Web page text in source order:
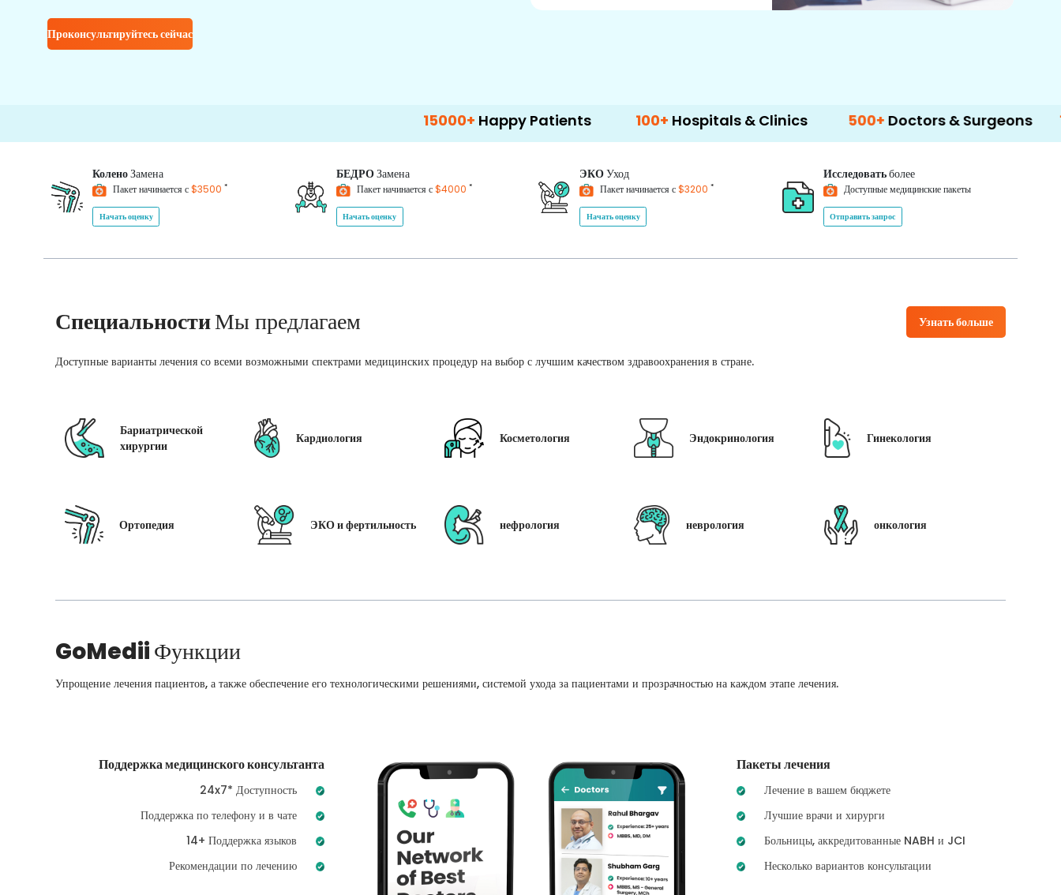
Проконсультируйтесь сейчас
Happy Patients 100+ Hospitals & Clinics 500+ Doctors & Surgeons 14+
КоленоЗамена
Пакет начинается с$3500 *
Начать оценку
БЕДРОЗамена
Пакет начинается с$4000 *
Начать оценку
ЭКОУход
Пакет начинается с$3200 *
Начать оценку
Исследоватьболее
Доступные медицинские пакеты
Отправить запрос
СпециальностиМы предлагаем Узнать больше
Доступные варианты лечения со всеми возможными спектрами медицинских процедур на выбор с лучшим качеством здравоохранения в стране.
Бариатрической
хирургии
Кардиология Косметология Эндокринология Гинекология
Ортопедия ЭКО и фертильность нефрология неврология онкология
GoMediiФункции
Упрощение лечения пациентов, а также обеспечение его технологическими решениями, системой ухода за пациентами и прозрачностью на каждом этапе лечения.
Поддержка медицинского консультанта
24x7* Доступность
Поддержка по телефону и в чате
14+ Поддержка языков
Рекомендации по лечению
Пакеты лечения
Лечение в вашем бюджете
Лучшие врачи и хирурги
Больницы, аккредитованные NABH и JCI
Несколько вариантов консультации